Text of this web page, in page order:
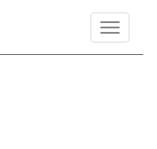
Toggle